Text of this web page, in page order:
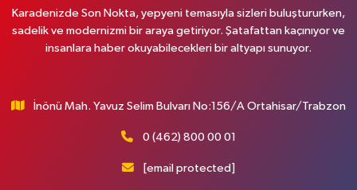
Karadenizde Son Nokta, yepyeni temasıyla sizleri buluştururken,
sadelik ve modernizmi bir araya getiriyor. Şatafattan kaçınıyor ve
insanlara haber okuyabilecekleri bir altyapı sunuyor.
İnönü Mah. Yavuz Selim Bulvarı No:156/A Ortahisar/Trabzon
0 (462) 800 00 01
[email protected]